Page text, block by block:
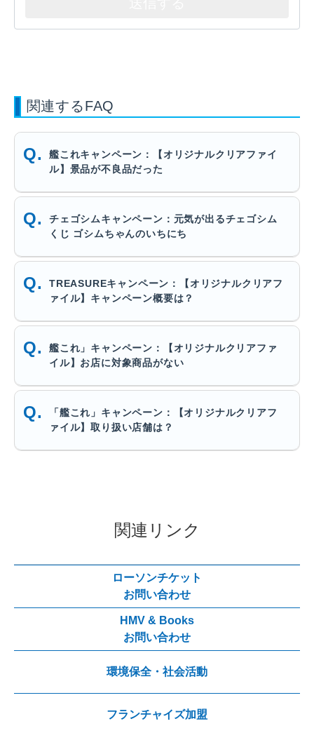
関連するFAQ
艦これキャンペーン：【オリジナルクリアファイ
ル】景品が不良品だった
チェゴシムキャンペーン：元気が出るチェゴシム
くじ ゴシムちゃんのいちにち
TREASUREキャンペーン：【オリジナルクリアフ
ァイル】キャンペーン概要は？
艦これ」キャンペーン：【オリジナルクリアファ
イル】お店に対象商品がない
「艦これ」キャンペーン：【オリジナルクリアフ
ァイル】取り扱い店舗は？
関連リンク
ローソンチケット
お問い合わせ
HMV & Books
お問い合わせ
環境保全・社会活動
フランチャイズ加盟